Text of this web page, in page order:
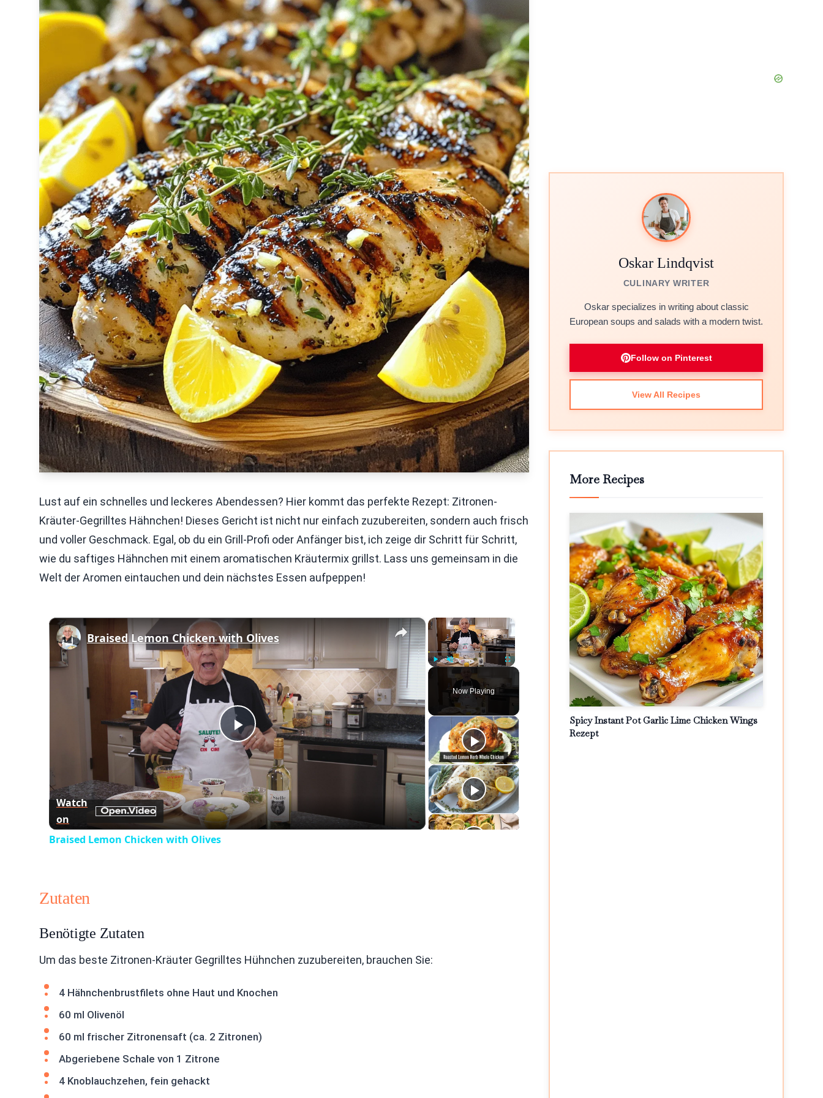
Lust auf ein schnelles und leckeres Abendessen? Hier kommt das perfekte Rezept: Zitronen-
Kräuter-Gegrilltes Hähnchen! Dieses Gericht ist nicht nur einfach zuzubereiten, sondern auch frisch
und voller Geschmack. Egal, ob du ein Grill-Profi oder Anfänger bist, ich zeige dir Schritt für Schritt,
wie du saftiges Hähnchen mit einem aromatischen Kräutermix grillst. Lass uns gemeinsam in die
Welt der Aromen eintauchen und dein nächstes Essen aufpeppen!
×
Fullscreen
Now Playing
×
Play
Video
Braised Lemon Chicken with Olives
Watch
on
Braised Lemon Chicken with Olives
Zutaten
Benötigte Zutaten
Um das beste Zitronen-Kräuter Gegrilltes Hühnchen zuzubereiten, brauchen Sie:
4 Hähnchenbrustfilets ohne Haut und Knochen
60 ml Olivenöl
60 ml frischer Zitronensaft (ca. 2 Zitronen)
Abgeriebene Schale von 1 Zitrone
4 Knoblauchzehen, fein gehackt
Oskar Lindqvist
CULINARY WRITER
Oskar specializes in writing about classic
European soups and salads with a modern twist.
Follow on Pinterest
View All Recipes
More Recipes
Spicy Instant Pot Garlic Lime Chicken Wings
Rezept